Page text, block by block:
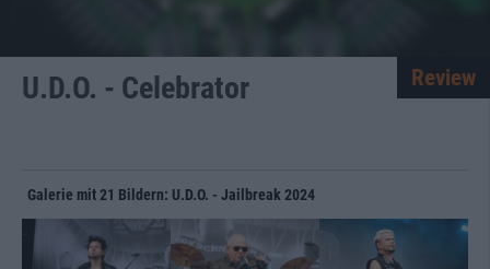
U.D.O. - Celebrator Review
Galerie mit 21 Bildern: U.D.O. - Jailbreak 2024